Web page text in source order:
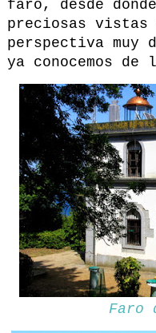
faro, desde
preciosas vistas
perspectiva muy
ya conocemos de
Faro